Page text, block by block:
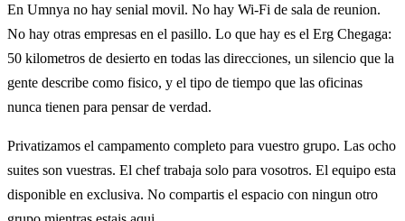
En Umnya no hay senial movil. No hay Wi-Fi de sala de reunion.
No hay otras empresas en el pasillo. Lo que hay es el Erg Chegaga:
50 kilometros de desierto en todas las direcciones, un silencio que la
gente describe como fisico, y el tipo de tiempo que las oficinas
nunca tienen para pensar de verdad.
Privatizamos el campamento completo para vuestro grupo. Las ocho
suites son vuestras. El chef trabaja solo para vosotros. El equipo esta
disponible en exclusiva. No compartis el espacio con ningun otro